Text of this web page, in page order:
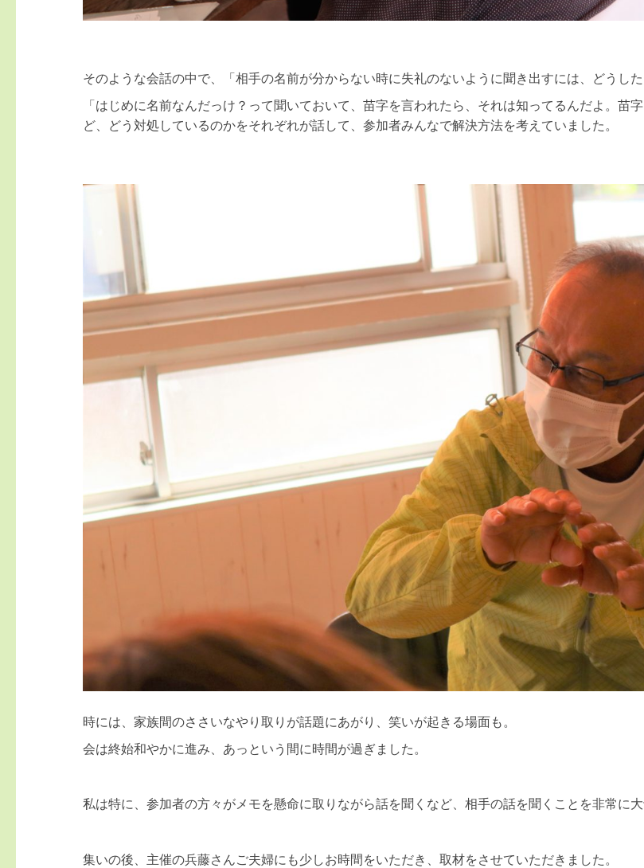
そのような会話の中で、「相手の名前が分からない時に失礼のないように聞き出すには、どうし
「はじめに名前なんだっけ？って聞いておいて、苗字を言われたら、それは知ってるんだよ。
ど、どう対処しているのかをそれぞれが話して、参加者みんなで解決方法を考えていました。
時には、家族間のささいなやり取りが話題にあがり、笑いが起きる場面も。
会は終始和やかに進み、あっという間に時間が過ぎました。
私は特に、参加者の方々がメモを懸命に取りながら話を聞くなど、相手の話を聞くことを非常に
集いの後、主催の兵藤さんご夫婦にも少しお時間をいただき、取材をさせていただきました。